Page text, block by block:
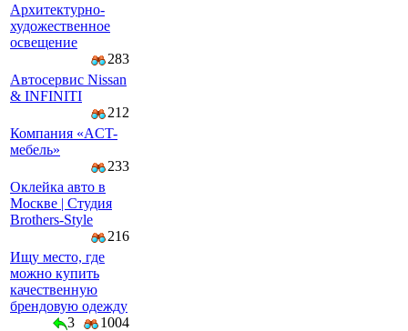
Архитектурно-
художественное
освещение
283
Автосервис Nissan
& INFINITI
212
Компaния «AСT-
мeбeль»
233
Оклейка авто в
Москве | Студия
Brothers-Style
216
Ищу место, где
можно купить
качественную
брендовую одежду
3
1004